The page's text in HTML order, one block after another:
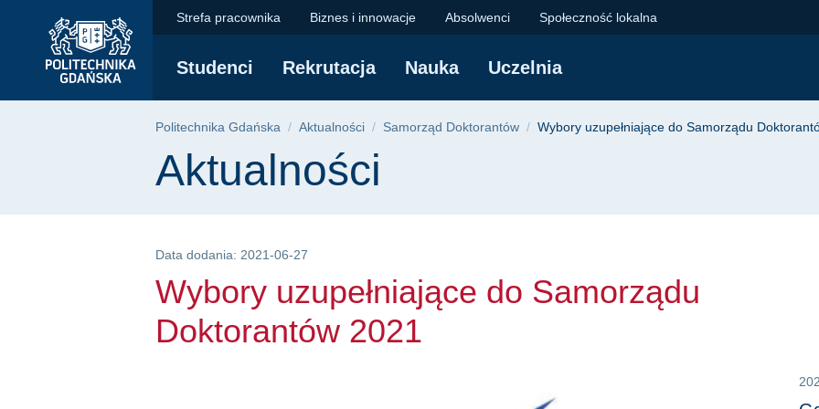
głównego
wyszukiwarki
Wybory uzupełniające do Samorządu
Strefa pracownika Biznes i innowacje Absolwenci Społeczność lokalna
Studenci Rekrutacja Nauka Uczelnia
Ścieżka nawigacyjna
Politechnika Gdańska Aktualności Samorząd Doktorantów Wybory uzupełniające do Samorządu
Treść strony
Aktualności
Data dodania: 2021-06-27
Wybory uzupełniające do Samorządu
Doktorantów 2021